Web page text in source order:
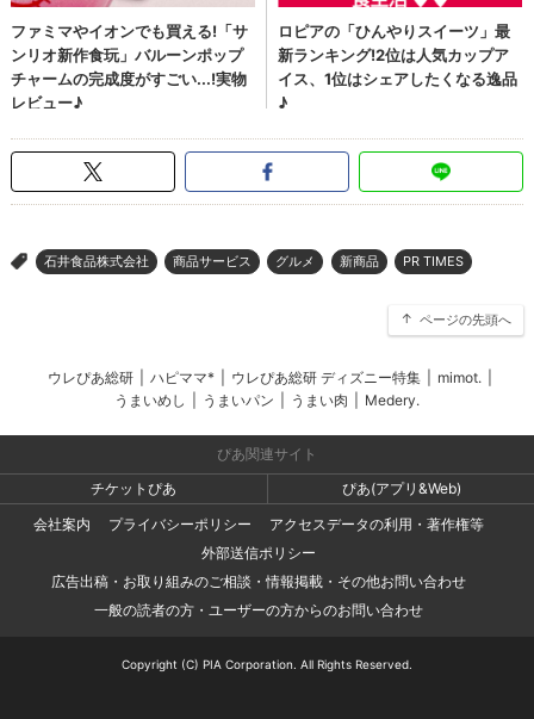
> 石井食品株式会社 商品サービス グルメ 新商品 PR TIMES
ページの先頭へ
ウレぴあ総研 ハピママ* ウレぴあ総研 ディズニー特集 mimot.
うまいめし
うまいパン うまい肉 Medery.
ぴあ関連サイト
チケットぴあ
ぴあ(アプリ&Web)
会社案内
プライバシーポリシー
アクセスデータの利用・著作権等
外部送信ポリシー
広告出稿・お取り組みのご相談・情報掲載・その他お問い合わせ
一般の読者の方・ユーザーの方からのお問い合わせ
Copyright (C) PIA Corporation. All Rights Reserved.